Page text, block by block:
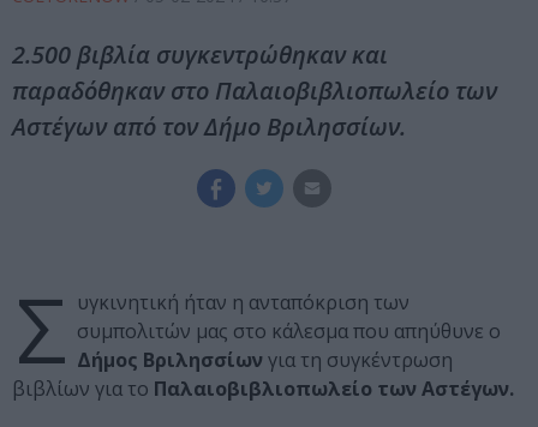
2.500 βιβλία συγκεντρώθηκαν και
παραδόθηκαν στο Παλαιοβιβλιοπωλείο των
Αστέγων από τον Δήμο Βριλησσίων.
Σ υγκινητική ήταν η ανταπόκριση των
συμπολιτών μας στο κάλεσμα που απηύθυνε ο
Δήμος Βριλησσίων για τη συγκέντρωση
βιβλίων για το Παλαιοβιβλιοπωλείο των Αστέγων.